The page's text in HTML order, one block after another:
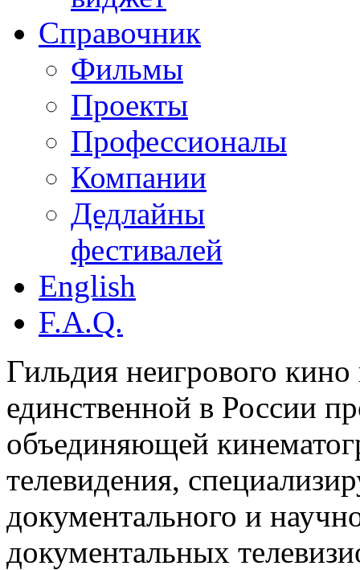
Справочник
Фильмы
Проекты
Профессионалы
Компании
Дедлайны
фестивалей
English
F.A.Q.
Гильдия неигрового кино
единственной в России
объединяющей
телевидения,
документального и
документальных